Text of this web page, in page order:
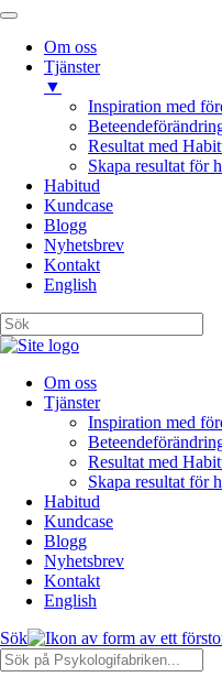
Om oss
Tjänster
▼
Inspiration med
Resultat med
Skapa resultat för
Habitud
Kundcase
Blogg
Nyhetsbrev
Kontakt
English
Om oss
Tjänster
Inspiration med
Resultat med
Skapa resultat för
Habitud
Kundcase
Blogg
Nyhetsbrev
Kontakt
English
Sök